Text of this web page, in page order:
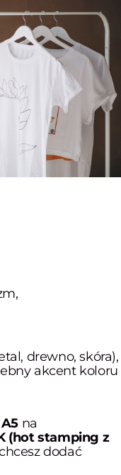
drewno, skóra),
akcent koloru
na
(hot stamping z
dodać